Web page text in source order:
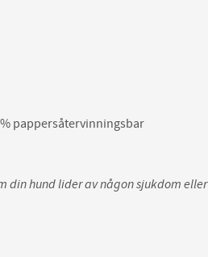
pappersåtervinningsbar
din hund lider av någon sjukdom eller